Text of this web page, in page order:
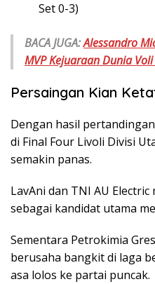
Set 0-3)
BACA JUGA:Alessandro
MVP Kejuaraan Dunia
Persaingan Kian
Dengan hasil
di Final Four Livoli Divisi
semakin panas.
LavAni dan TNI AU
sebagai kandidat utama
Sementara Petrokimia
berusaha bangkit di laga
asa lolos ke partai puncak.